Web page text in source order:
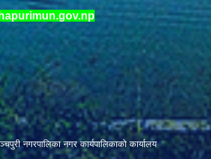
नगरपालिका नगर कार्यपालिकाको कार्यालय